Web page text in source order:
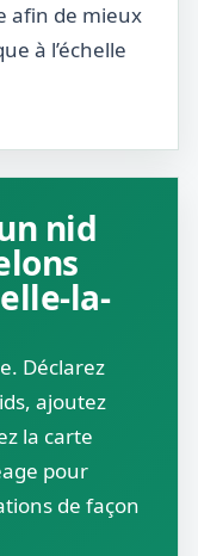
afin de mieux
à l’échelle
nid
la-
Déclarez
ajoutez
la carte
pour
de façon